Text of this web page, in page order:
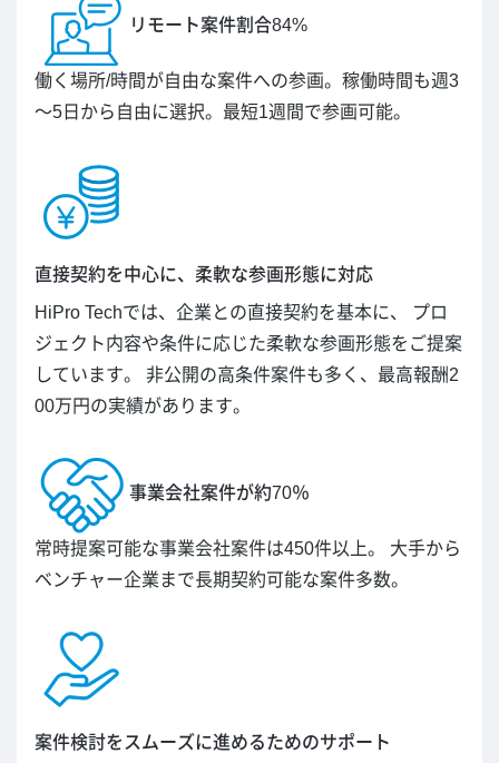
リモート案件割合84%
働く場所/時間が自由な案件への参画。稼働時間も週3
～5日から自由に選択。最短1週間で参画可能。
直接契約を中心に、柔軟な参画形態に対応
HiPro Techでは、企業との直接契約を基本に、 プロ
ジェクト内容や条件に応じた柔軟な参画形態をご提案
しています。 非公開の高条件案件も多く、最高報酬2
00万円の実績があります。
事業会社案件が約70％
常時提案可能な事業会社案件は450件以上。 大手から
ベンチャー企業まで長期契約可能な案件多数。
案件検討をスムーズに進めるためのサポート